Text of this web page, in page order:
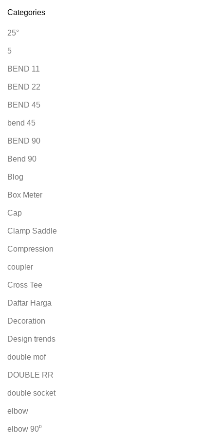
Categories
25°
5
BEND 11
BEND 22
BEND 45
bend 45
BEND 90
Bend 90
Blog
Box Meter
Cap
Clamp Saddle
Compression
coupler
Cross Tee
Daftar Harga
Decoration
Design trends
double mof
DOUBLE RR
double socket
elbow
elbow 90⁰